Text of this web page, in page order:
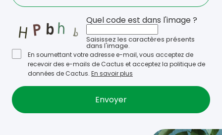
Quel code est dans l'image ?
Saisissez les caractères présents
dans l'image.
En soumettant votre adresse e-mail, vous acceptez de
recevoir des e-mails de Cactus et acceptez la politique de
données de Cactus. En savoir plus